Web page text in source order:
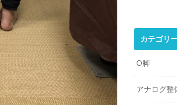
カテゴリ
O脚
アナログ整